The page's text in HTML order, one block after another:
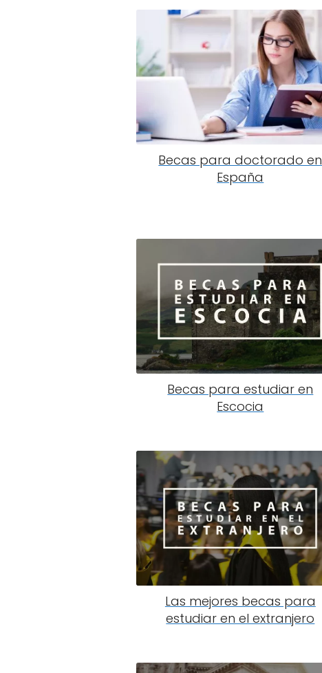
Becas para doctorado en
España
Becas para estudiar en
Escocia
Las mejores becas para
estudiar en el extranjero